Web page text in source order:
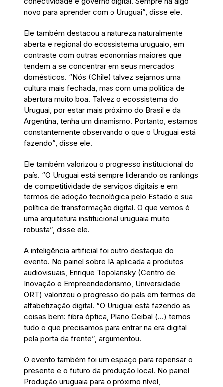
novo para aprender com o Uruguai”, disse ele.
Ele também destacou a natureza naturalmente
aberta e regional do ecossistema uruguaio, em
contraste com outras economias maiores que
tendem a se concentrar em seus mercados
domésticos. “Nós (Chile) talvez sejamos uma
cultura mais fechada, mas com uma política de
abertura muito boa. Talvez o ecossistema do
Uruguai, por estar mais próximo do Brasil e da
Argentina, tenha um dinamismo. Portanto, estamos
constantemente observando o que o Uruguai está
fazendo”, disse ele.
Ele também valorizou o progresso institucional do
país. “O Uruguai está sempre liderando os rankings
de competitividade de serviços digitais e em
termos de adoção tecnológica pelo Estado e sua
política de transformação digital. O que vemos é
uma arquitetura institucional uruguaia muito
robusta”, disse ele.
A inteligência artificial foi outro destaque do
evento. No painel sobre IA aplicada a produtos
audiovisuais, Enrique Topolansky (Centro de
Inovação e Empreendedorismo, Universidade
ORT) valorizou o progresso do país em termos de
alfabetização digital. “O Uruguai está fazendo as
coisas bem: fibra óptica, Plano Ceibal (...) temos
tudo o que precisamos para entrar na era digital
pela porta da frente”, argumentou.
O evento também foi um espaço para repensar o
presente e o futuro da produção local. No painel
Produção uruguaia para o próximo nível,